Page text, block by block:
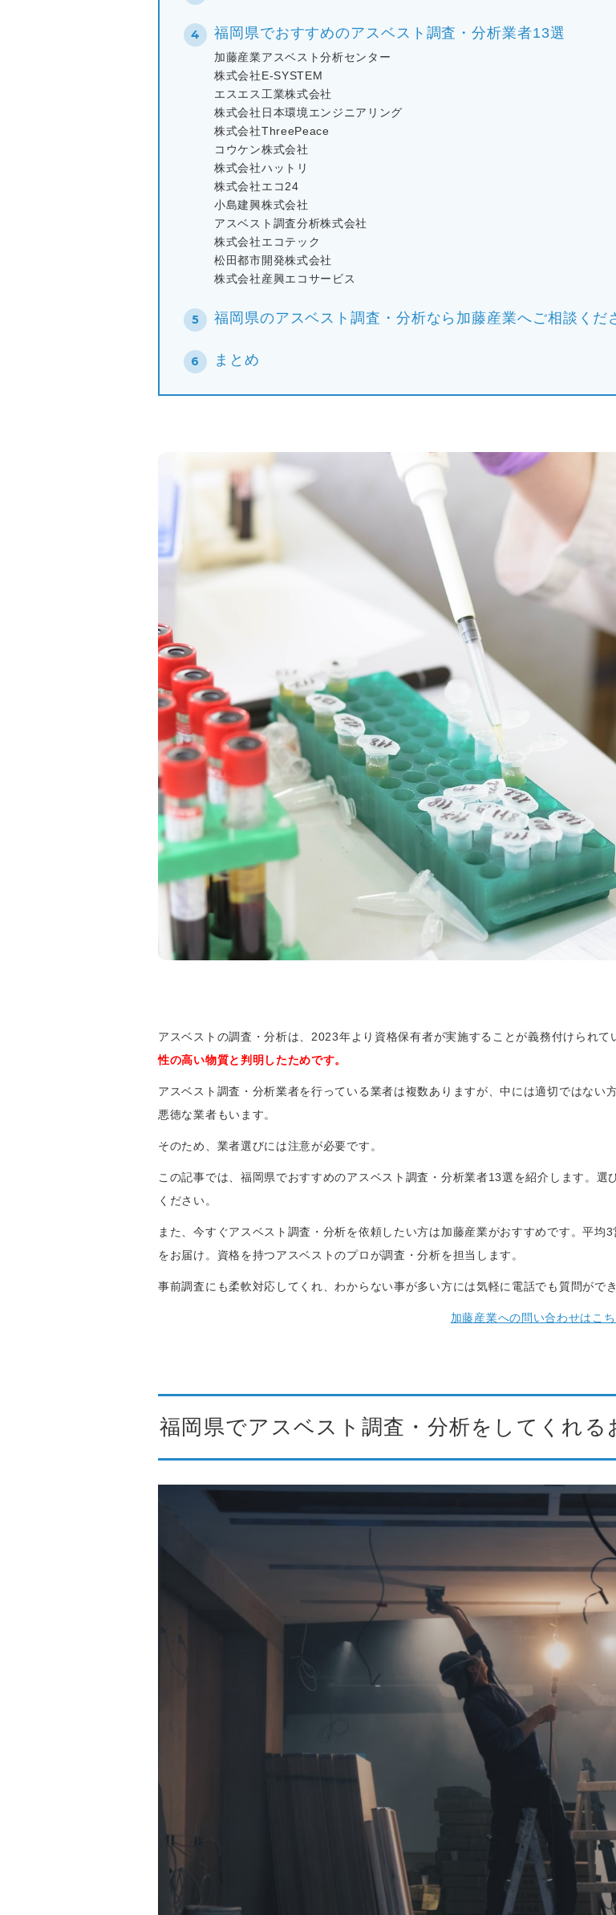
福岡県でおすすめのアスベスト調査・分析業者13選
加藤産業アスベスト分析センター
株式会社E-SYSTEM
エスエス工業株式会社
株式会社日本環境エンジニアリング
株式会社ThreePeace
コウケン株式会社
株式会社ハットリ
株式会社エコ24
小島建興株式会社
アスベスト調査分析株式会社
株式会社エコテック
松田都市開発株式会社
株式会社産興エコサービス
福岡県のアスベスト調査・分析なら加藤産業へご相談くだ
まとめ
アスベストの調査・分析は、2023年より資格保有者が実施することが義務付けられて
性の高い物質と判明したためです。
アスベスト調査・分析業者を行っている業者は複数ありますが、中には適切ではない
悪徳な業者もいます。
そのため、業者選びには注意が必要です。
この記事では、福岡県でおすすめのアスベスト調査・分析業者13選を紹介します。
ください。
また、今すぐアスベスト調査・分析を依頼したい方は加藤産業がおすすめです。平
をお届け。資格を持つアスベストのプロが調査・分析を担当します。
事前調査にも柔軟対応してくれ、わからない事が多い方には気軽に電話でも質問がで
加藤産業への問い合わせはこ
福岡県でアスベスト調査・分析をしてくれる